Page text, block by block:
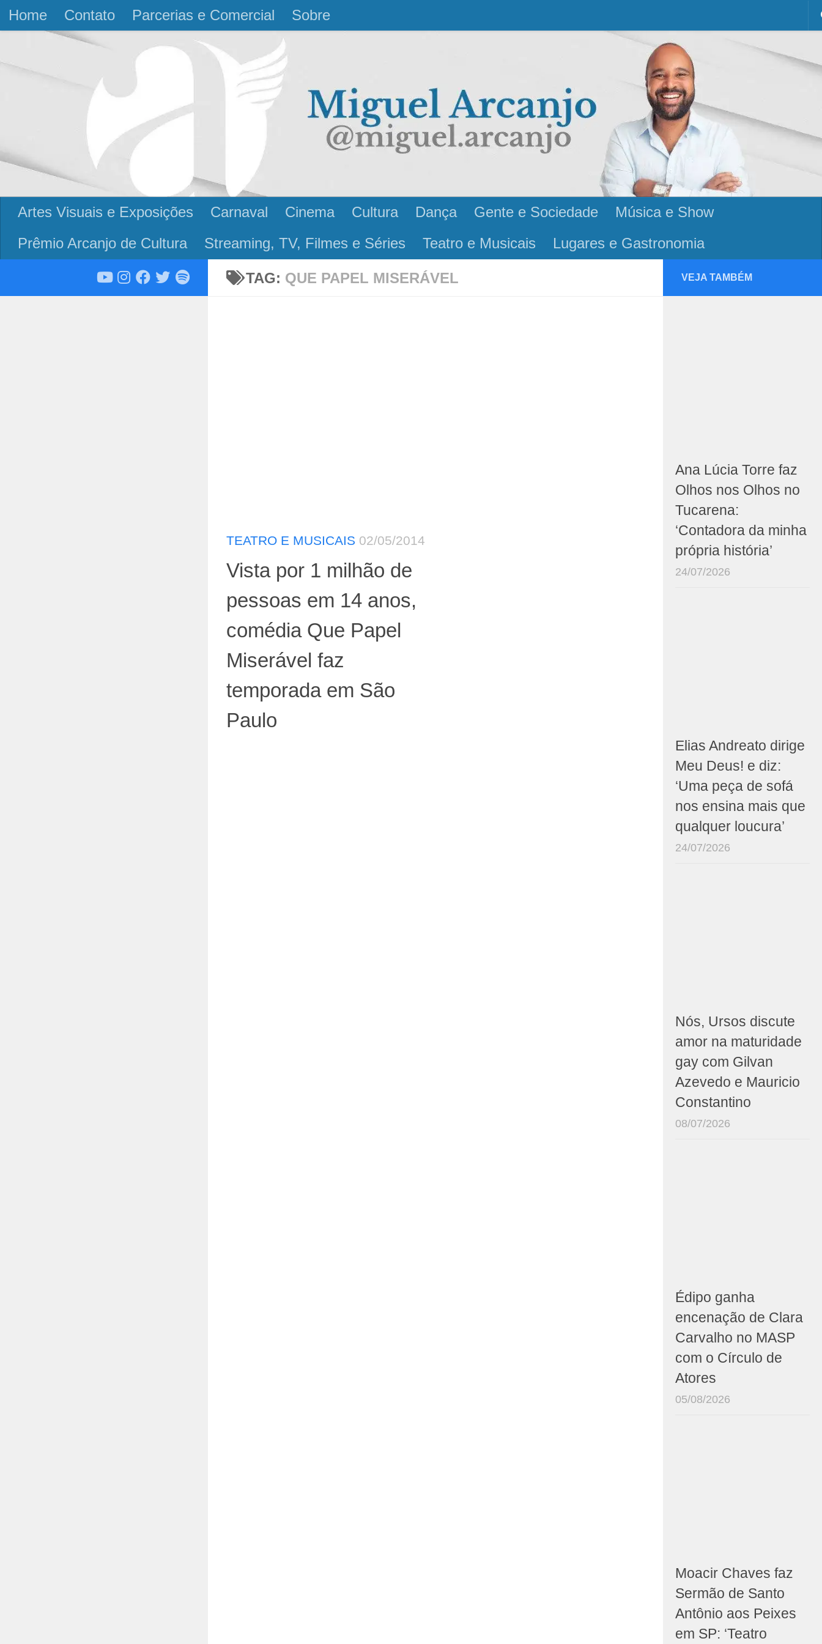
Skip to content
Home Contato Parcerias e Comercial Sobre
Artes Visuais e Exposições Carnaval Cinema Cultura Dança Gente e Sociedade
Música e Show
Prêmio Arcanjo de Cultura
Streaming, TV, Filmes e Séries Teatro e Musicais Lugares e Gastronomia
TAG: QUE PAPEL MISERÁVEL
TEATRO E MUSICAIS 02/05/2014
Vista por 1 milhão de
pessoas em 14 anos,
comédia Que Papel
Miserável faz
temporada em São
Paulo
VEJA TAMBÉM
Ana Lúcia Torre faz
Olhos nos Olhos no
Tucarena:
‘Contadora da minha
própria história’
24/07/2026
Elias Andreato dirige
Meu Deus! e diz:
‘Uma peça de sofá
nos ensina mais que
qualquer loucura’
24/07/2026
Nós, Ursos discute
amor na maturidade
gay com Gilvan
Azevedo e Mauricio
Constantino
08/07/2026
Édipo ganha
encenação de Clara
Carvalho no MASP
com o Círculo de
Atores
05/08/2026
Moacir Chaves faz
Sermão de Santo
Antônio aos Peixes
em SP: ‘Teatro